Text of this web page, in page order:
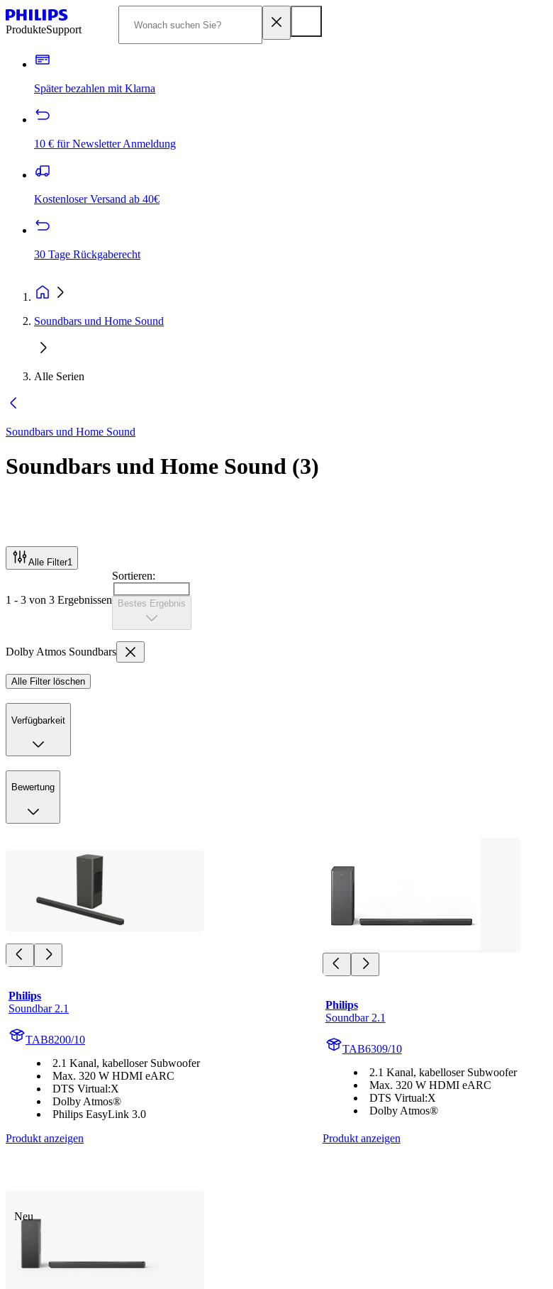
ProdukteSupport
Später bezahlen mit Klarna
10 € für Newsletter Anmeldung
Kostenloser Versand ab 40€
30 Tage Rückgaberecht
Soundbars und Home Sound
Alle Serien
Soundbars und Home Sound
Soundbars und Home Sound (3)
Alle Filter1
1 - 3 von 3 Ergebnissen
Sortieren:
Bestes Ergebnis
Dolby Atmos Soundbars
Alle Filter löschen
Verfügbarkeit
Bewertung
Philips
Soundbar 2.1
TAB8200/10
2.1 Kanal, kabelloser Subwoofer
Max. 320 W HDMI eARC
DTS Virtual:X
Dolby Atmos®
Philips EasyLink 3.0
Produkt anzeigen
Philips
Soundbar 2.1
TAB6309/10
2.1 Kanal, kabelloser Subwoofer
Max. 320 W HDMI eARC
DTS Virtual:X
Dolby Atmos®
Produkt anzeigen
Neu